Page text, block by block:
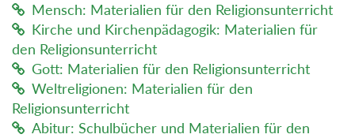
Mensch: Materialien für den Religionsunterricht
Kirche und Kirchenpädagogik: Materialien für
den Religionsunterricht
Gott: Materialien für den Religionsunterricht
Weltreligionen: Materialien für den
Religionsunterricht
Abitur: Schulbücher und Materialien für den